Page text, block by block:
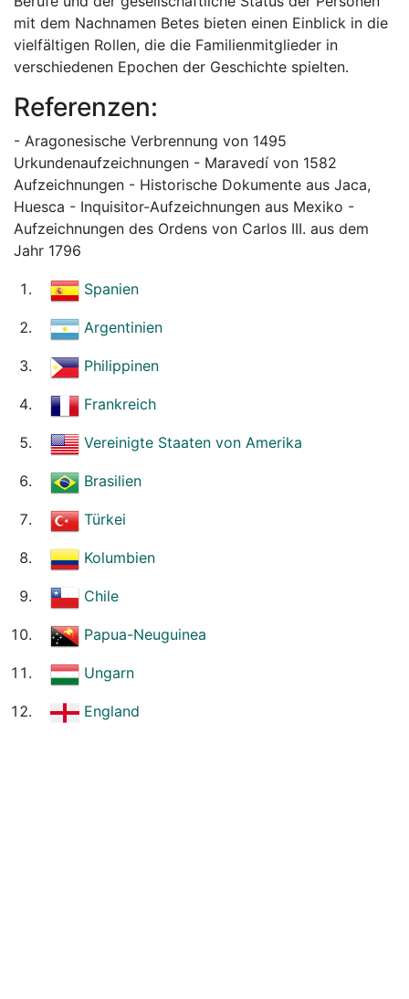
mit dem Nachnamen Betes bieten einen Einblick in die
vielfältigen Rollen, die die Familienmitglieder in
verschiedenen Epochen der Geschichte spielten.
Referenzen:
- Aragonesische Verbrennung von 1495
Urkundenaufzeichnungen - Maravedí von 1582
Aufzeichnungen - Historische Dokumente aus Jaca,
Huesca - Inquisitor-Aufzeichnungen aus Mexiko -
Aufzeichnungen des Ordens von Carlos III. aus dem
Jahr 1796
Spanien
Argentinien
Philippinen
Frankreich
Vereinigte Staaten von Amerika
Brasilien
Türkei
Kolumbien
Chile
Papua-Neuguinea
Ungarn
England